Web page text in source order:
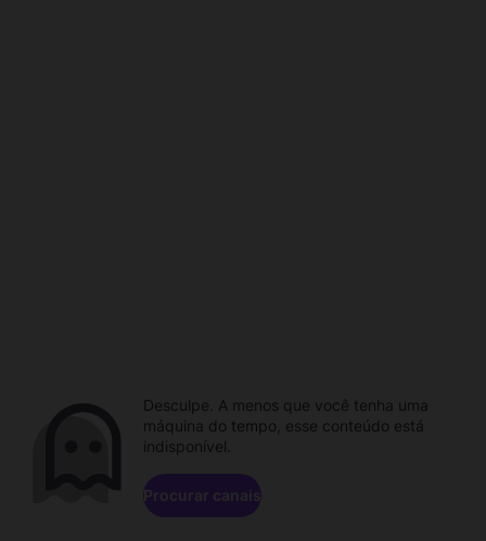
Desculpe. A menos que você tenha uma
máquina do tempo, esse conteúdo está
indisponível.
Procurar canais